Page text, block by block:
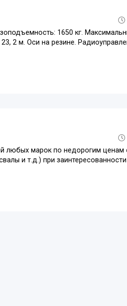
1650 кг.
2 м. Оси на резине.
любых марок по недорогим ценам
и т.д.) при